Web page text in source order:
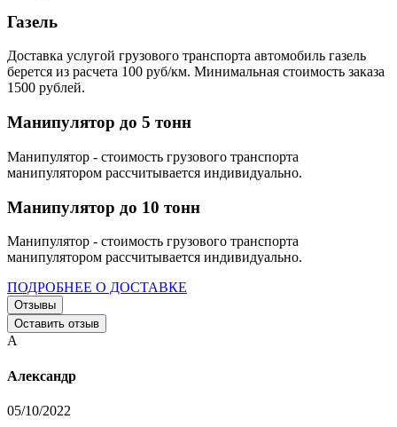
Газель
Доставка услугой грузового транспорта автомобиль газель
берется из расчета 100 руб/км. Минимальная стоимость заказа
1500 рублей.
Манипулятор до 5 тонн
Манипулятор - стоимость грузового транспорта
манипулятором рассчитывается индивидуально.
Манипулятор до 10 тонн
Манипулятор - стоимость грузового транспорта
манипулятором рассчитывается индивидуально.
ПОДРОБНЕЕ О ДОСТАВКЕ
Отзывы
Оставить отзыв
А
Александр
05/10/2022